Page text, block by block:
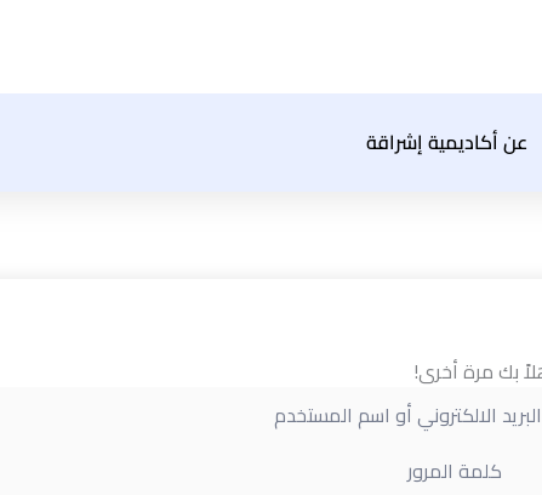
عن أكاديمية إشراقة
بك مرة أخرى!